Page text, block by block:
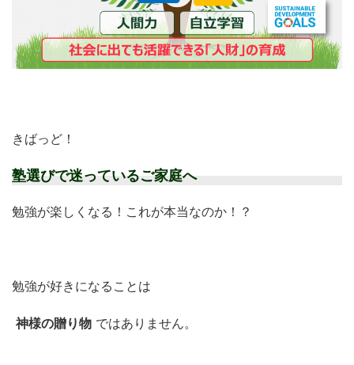
きばっど！
塾選びで迷っているご家庭へ
勉強が楽しくなる！これが本当なのか！？
勉強が好きになることは
神様の贈り物 ではありません。